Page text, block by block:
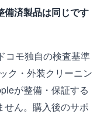
済製品は同じです
コモ独自の検査基準
ク・外装クリーニン
が整備・保証する
せん。購入後のサポ